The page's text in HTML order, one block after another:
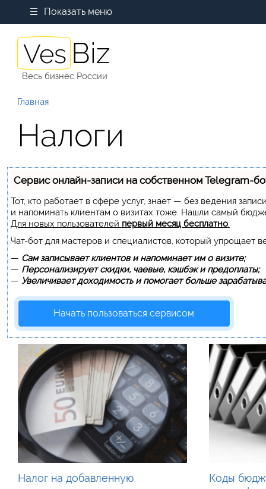
Показать меню
Весь бизнес России
Главная
Налоги
Сервис онлайн-записи на собственном Telegram-
Тот, кто работает в сфере услуг, знает — без ведения
и напоминать клиентам о визитах тоже. Нашли самый
Для новых пользователей первый месяц бесплатно.
Чат-бот для мастеров и специалистов, который упрощает
— Сам записывает клиентов и напоминает им о визите;
— Персонализирует скидки, чаевые, кэшбэк и предоплаты;
— Увеличивает доходимость и помогает больше
Начать пользоваться сервисом
Налог на добавленную
Коды